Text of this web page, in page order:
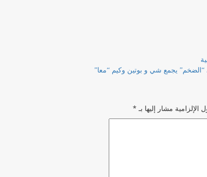
يجمع شي و بوتين وكيم “معا”
الإلزامية مشار إليها بـ *